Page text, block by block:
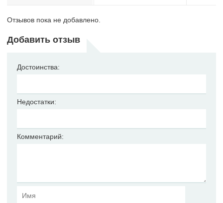
Отзывов пока не добавлено.
Добавить отзыв
Достоинства:
Недостатки:
Комментарий: